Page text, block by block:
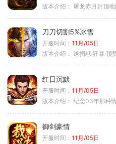
版本介绍： 屠龙赤月封顶
刀刀切割5%冰雪
开服时间： 11月/05日
版本介绍： 送捐献·狂暴·顶
红日沉默
开服时间： 11月/05日
版本介绍： 纪念03年那种
御剑豪情
开服时间： 11月/05日